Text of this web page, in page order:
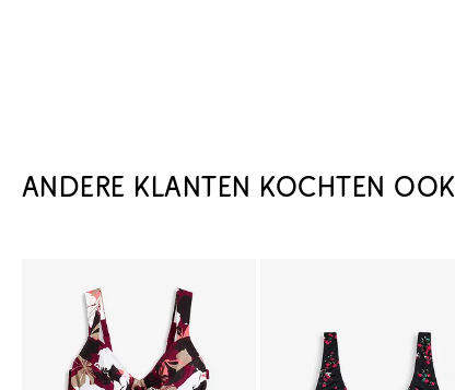
ANDERE KLANTEN KOCHTEN OOK